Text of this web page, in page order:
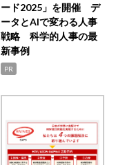
ード2025」を開催 デ
ータとAIで変わる人事
戦略 科学的人事の最
新事例
PR